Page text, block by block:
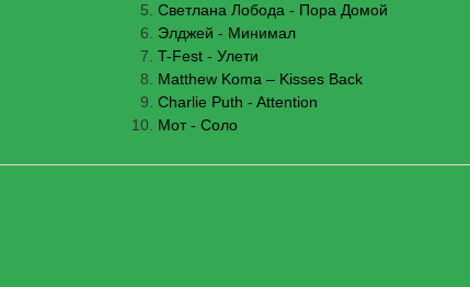
Светлана Лобода - Пора Домой
Элджей - Минимал
T-Fest - Улети
Matthew Koma – Kisses Back
Charlie Puth - Attention
Мот - Соло